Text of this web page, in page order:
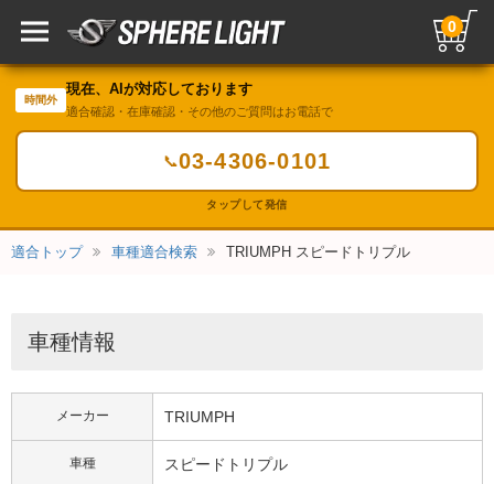
0
時間外
現在、AIが対応しております
適合確認・在庫確認・その他のご質問はお電話で
📞03-4306-0101
タップして発信
適合トップ 車種適合検索 TRIUMPH スピードトリプル
車種情報
メーカー TRIUMPH
車種 スピードトリプル